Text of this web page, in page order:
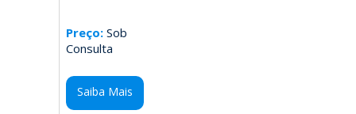
Preço: Sob
Consulta
Saiba Mais